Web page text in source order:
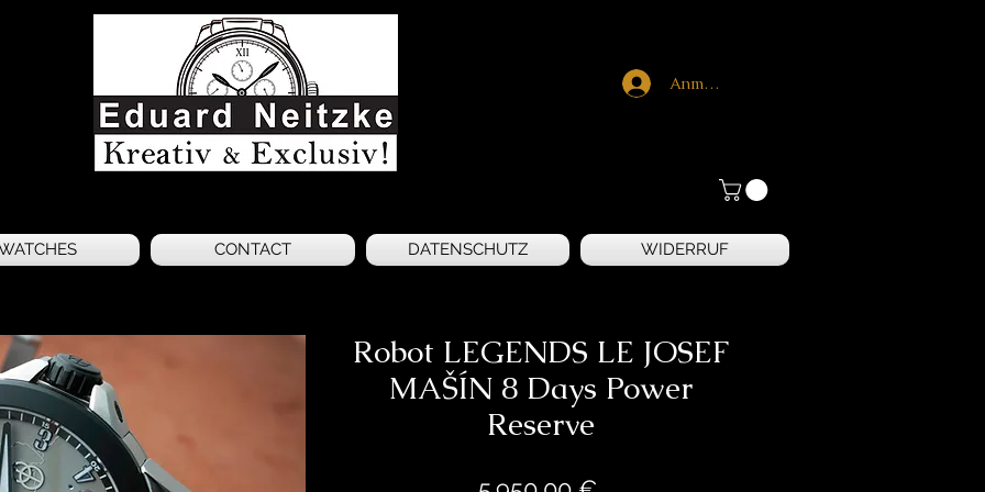
Anmelden
CONTACT DATENSCHUTZ WIDERRUF
Robot LEGENDS LE JOSEF
MAŠÍN 8 Days Power
Reserve